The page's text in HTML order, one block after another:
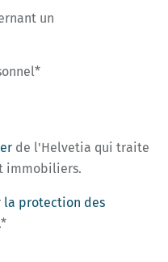
un
de l'Helvetia qui traite
immobiliers.
la protection des